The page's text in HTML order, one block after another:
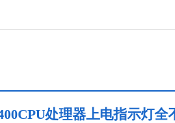
处理器上电指示灯全